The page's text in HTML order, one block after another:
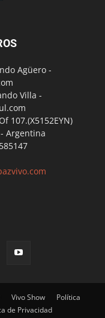
Agüero -
Villa -
107.(X5152EYN)
Argentina
Vivo Show
Política
de Privacidad